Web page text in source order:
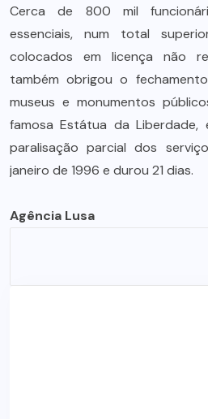
Cerca de 800 mil
essenciais, num total
colocados em licença não
também obrigou o
museus e monumentos
famosa Estátua da Liberdade,
paralisação parcial dos
janeiro de 1996 e durou 21 dias.
Agência Lusa